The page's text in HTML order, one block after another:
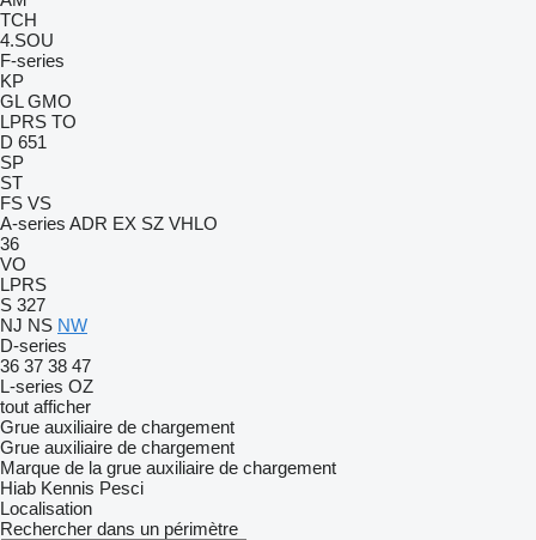
TCH
4.SOU
F-series
KP
GL GMO
LPRS TO
D 651
SP
ST
FS VS
A-series ADR EX SZ VHLO
36
VO
LPRS
S 327
NJ NS NW
D-series
36 37 38 47
L-series OZ
tout afficher
Grue auxiliaire de chargement
Grue auxiliaire de chargement
Marque de la grue auxiliaire de chargement
Hiab Kennis Pesci
Localisation
Rechercher dans un périmètre